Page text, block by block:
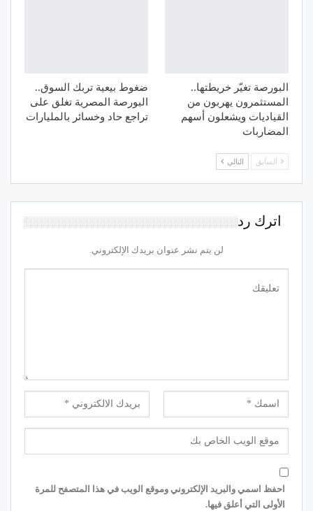
البورصة تغيّر خريطتها..
المستثمرون يهربون من
القياديات ويشعلون أسهم
المضاربات
ضغوط بيعية تربك السوق..
البورصة المصرية تغلق على
تراجع حاد وخسائر بالمليارات
السابق التالي
اترك رد
لن يتم نشر عنوان بريدك الإلكتروني.
احفظ اسمي والبريد الإلكتروني وموقع الويب في هذا المتصفح للمرة
الأولى التي أعلق فيها.